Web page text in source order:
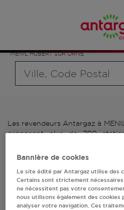
MENIL HUBERT SUR ORNE
bouteille souhaité et le type de
distributeur automatique de
Les revendeurs Antargaz à
proposent plus de 700
des revendeurs Antargaz à
distributeurs de bouteilles de gaz.
1
Bannière de cookies
Le site édité par Antargaz utilise des
Certains sont strictement
ne nécessitent pas votre
nous utilisons également des cookies
analyser votre navigation. Ces